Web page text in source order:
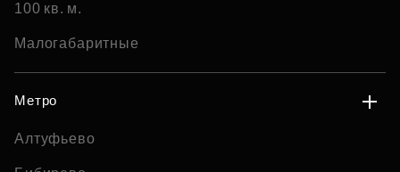
100 кв. м.
Малогабаритные
Метро
Алтуфьево